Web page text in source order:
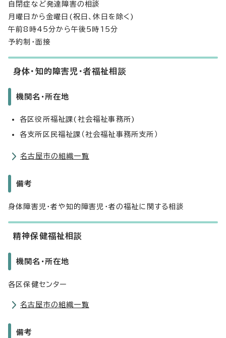
自閉症など発達障害の相談
月曜日から金曜日(祝日、休日を除く)
午前8時45分から午後5時15分
予約制・面接
身体・知的障害児・者福祉相談
機関名・所在地
各区役所福祉課(社会福祉事務所)
各支所区民福祉課（社会福祉事務所支所）
名古屋市の組織一覧
備考
身体障害児・者や知的障害児・者の福祉に関する相談
精神保健福祉相談
機関名・所在地
各区保健センター
名古屋市の組織一覧
備考